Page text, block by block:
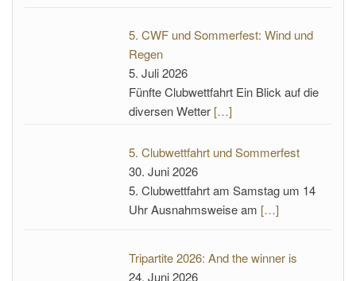
5. CWF und Sommerfest: Wind und
Regen
5. Juli 2026
Fünfte Clubwettfahrt Ein Blick auf die
diversen Wetter […]
5. Clubwettfahrt und Sommerfest
30. Juni 2026
5. Clubwettfahrt am Samstag um 14
Uhr Ausnahmsweise am […]
Tripartite 2026: And the winner is
24. Juni 2026